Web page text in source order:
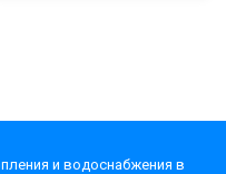
и водоснабжения в